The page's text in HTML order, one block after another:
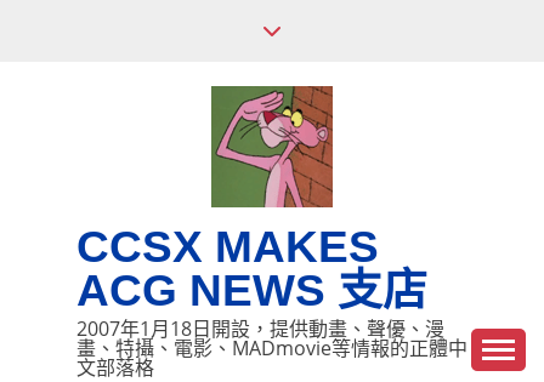
CCSX MAKES
ACG NEWS 支店
2007年1月18日開設，提供動畫、聲優、漫
畫、特攝、電影、MADmovie等情報的正體中
文部落格